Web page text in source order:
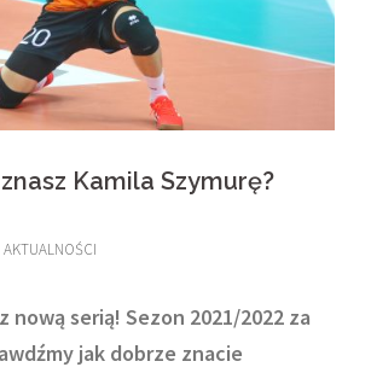
Kamila Szymurę?
AKTUALNOŚCI
nową serią! Sezon 2021/2022 za
jak dobrze znacie